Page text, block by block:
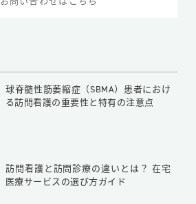
球脊髄性筋萎縮症（SBMA）患者におけ
る訪問看護の重要性と特有の注意点
訪問看護と訪問診療の違いとは？ 在宅
医療サービスの選び方ガイド